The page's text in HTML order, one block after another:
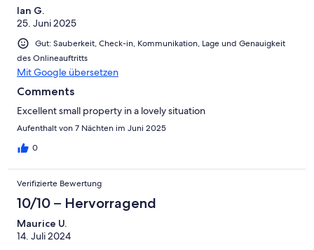
Ian G.
25. Juni 2025
Gut: Sauberkeit, Check-in, Kommunikation, Lage und Genauigkeit
des Onlineauftritts
Mit Google übersetzen
Comments
Excellent small property in a lovely situation
Aufenthalt von 7 Nächten im Juni 2025
0
Verifizierte Bewertung
10/10 – Hervorragend
Maurice U.
14. Juli 2024